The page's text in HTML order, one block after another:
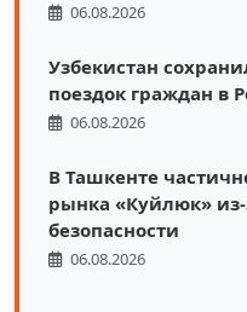
06.08.2026
Узбекистан
поездок граждан в
06.08.2026
В Ташкенте
рынка «Куйлюк»
безопасности
06.08.2026